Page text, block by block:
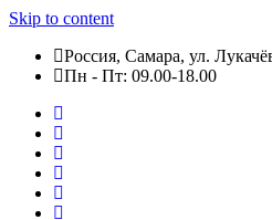
Skip to content
Россия, Самара, ул.
Пн - Пт: 09.00-18.00